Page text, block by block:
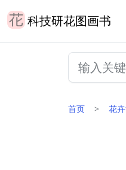
科技研花图画书
首页 花